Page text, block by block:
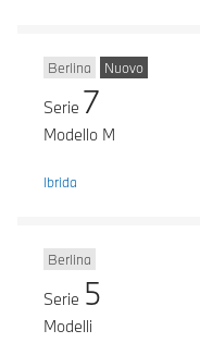
Berlina Nuovo
Serie 7
Modello M
Ibrida
Berlina
Serie 5
Modelli